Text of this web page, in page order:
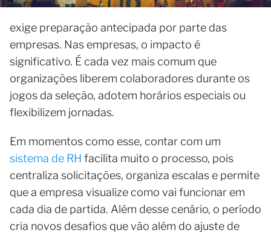
exige preparação antecipada por parte das
empresas. Nas empresas, o impacto é
significativo. É cada vez mais comum que
organizações liberem colaboradores durante os
jogos da seleção, adotem horários especiais ou
flexibilizem jornadas.
Em momentos como esse, contar com um
sistema de RH facilita muito o processo, pois
centraliza solicitações, organiza escalas e permite
que a empresa visualize como vai funcionar em
cada dia de partida. Além desse cenário, o período
cria novos desafios que vão além do ajuste de